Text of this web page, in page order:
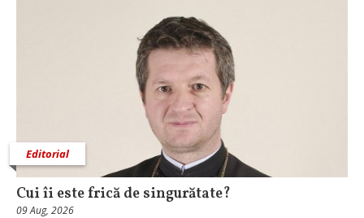
Editorial
Cui îi este frică de singurătate?
09 Aug, 2026